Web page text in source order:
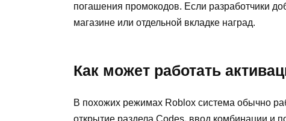
погашения промокодов. Если разработчики
магазине или отдельной вкладке наград.
Как может работать
В похожих режимах Roblox система обычно
открытие раздела Codes, ввод комбинации и